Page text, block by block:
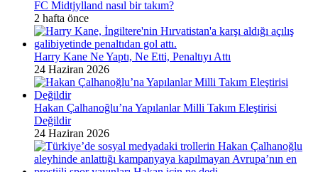
FC Midtjylland nasıl bir takım?
2 hafta önce
Harry Kane Ne Yaptı, Ne Etti, Penaltıyı Attı
24 Haziran 2026
Hakan Çalhanoğlu’na Yapılanlar Milli Takım Eleştirisi
Değildir
24 Haziran 2026